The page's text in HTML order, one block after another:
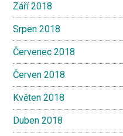
Září 2018
Srpen 2018
Červenec 2018
Červen 2018
Květen 2018
Duben 2018